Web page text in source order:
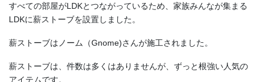
すべての部屋がLDKとつながっているため、家族みんなが集まる
LDKに薪ストーブを設置しました。
薪ストーブはノーム（Gnome)さんが施工されました。
薪ストーブは、件数は多くはありませんが、ずっと根強い人気の
アイテムです。